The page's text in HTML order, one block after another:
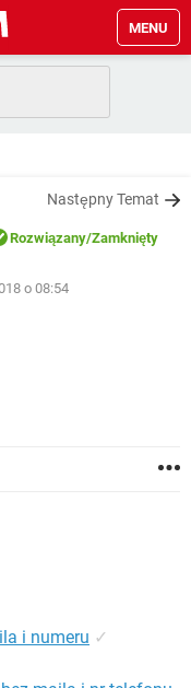
MENU
Następny Temat
Rozwiązany/Zamknięty
o 08:54
i numeru ✓